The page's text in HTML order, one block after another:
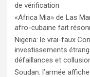
de vérification
«Africa Mia» de Las
afro-cubaine fait
Nigeria: le vrai-faux
investissements
défaillances et
Soudan: l’armée